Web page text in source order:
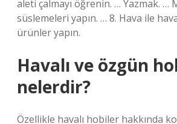
aleti çalmayı öğrenin. … Yazmak. …
süslemeleri yapın. … 8. Hava ile
ürünler yapın.
Havalı ve özgün
nelerdir?
Özellikle havalı hobiler hakkında